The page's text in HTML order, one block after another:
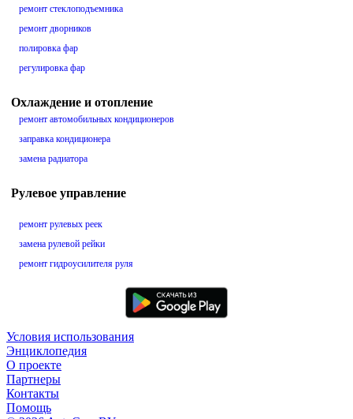
ремонт стеклоподъемника
ремонт дворников
полировка фар
регулировка фар
Охлаждение и отопление
ремонт автомобильных кондиционеров
заправка кондиционера
замена радиатора
Рулевое управление
ремонт рулевых реек
замена рулевой рейки
ремонт гидроусилителя руля
Условия использования
Энциклопедия
О проекте
Партнеры
Контакты
Помощь